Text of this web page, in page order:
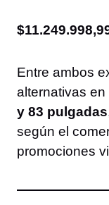
Entre ambos
alternativas
y 83 pulgadas
según el
promociones